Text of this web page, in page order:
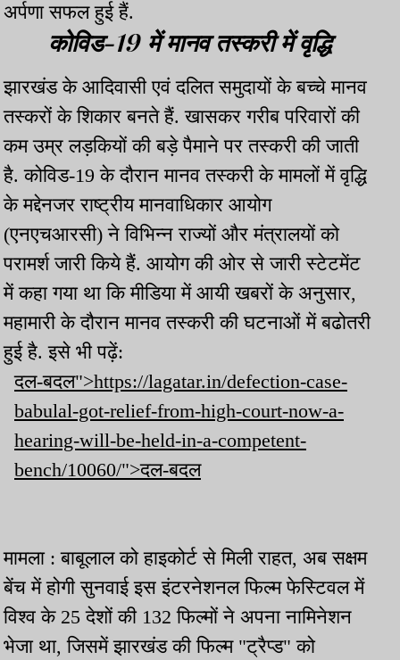
अर्पणा सफल हुई हैं.
कोविड-19 में मानव तस्करी में वृद्धि
झारखंड के आदिवासी एवं दलित समुदायों के बच्चे मानव
तस्करों के शिकार बनते हैं. खासकर गरीब परिवारों की
कम उम्र लड़कियों की बड़े पैमाने पर तस्करी की जाती
है. कोविड-19 के दौरान मानव तस्करी के मामलों में वृद्धि
के मद्देनजर राष्ट्रीय मानवाधिकार आयोग
(एनएचआरसी) ने विभिन्न राज्यों और मंत्रालयों को
परामर्श जारी किये हैं. आयोग की ओर से जारी स्टेटमेंट
में कहा गया था कि मीडिया में आयी खबरों के अनुसार,
महामारी के दौरान मानव तस्करी की घटनाओं में बढोतरी
हुई है. इसे भी पढ़ें:
दल-बदल">https://lagatar.in/defection-case-
babulal-got-relief-from-high-court-now-a-
hearing-will-be-held-in-a-competent-
bench/10060/">दल-बदल
मामला : बाबूलाल को हाइकोर्ट से मिली राहत, अब सक्षम
बेंच में होगी सुनवाई इस इंटरनेशनल फिल्म फेस्टिवल में
विश्व के 25 देशों की 132 फिल्मों ने अपना नामिनेशन
भेजा था, जिसमें झारखंड की फिल्म "ट्रैप्ड" को